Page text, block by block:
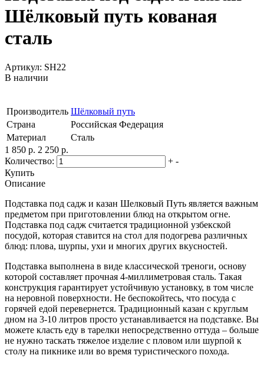
Шёлковый путь кованая
сталь
Артикул: SH22
В наличии
Производитель Шёлковый путь
Страна
Российская Федерация
Материал
Сталь
1 850 р. 2 250 р.
Количество:
+ -
Купить
Описание
Подставка под садж и казан Шелковый Путь является важным
предметом при приготовлении блюд на открытом огне.
Подставка под садж считается традиционной узбекской
посудой, которая ставится на стол для подогрева различных
блюд: плова, шурпы, ухи и многих других вкусностей.
Подставка выполнена в виде классической треноги, основу
которой составляет прочная 4-миллиметровая сталь. Такая
конструкция гарантирует устойчивую установку, в том числе
на неровной поверхности. Не беспокойтесь, что посуда с
горячей едой перевернется. Традиционный казан с круглым
дном на 3-10 литров просто устанавливается на подставке. Вы
можете класть еду в тарелки непосредственно оттуда – больше
не нужно таскать тяжелое изделие с пловом или шурпой к
столу на пикнике или во время туристического похода.